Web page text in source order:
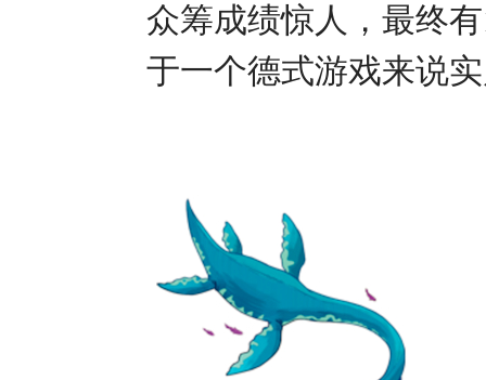
众筹成绩惊人，最终
于一个德式游戏来说